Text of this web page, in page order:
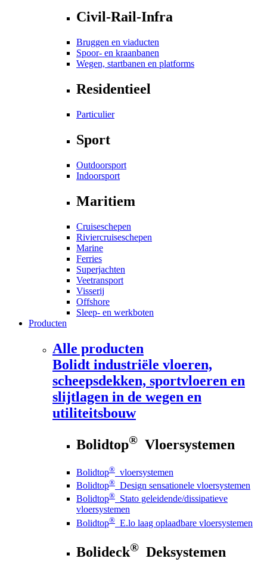
Civil-Rail-Infra
Bruggen en viaducten
Spoor- en kraanbanen
Wegen, startbanen en platforms
Residentieel
Particulier
Sport
Outdoorsport
Indoorsport
Maritiem
Cruiseschepen
Riviercruiseschepen
Marine
Ferries
Superjachten
Veetransport
Visserij
Offshore
Sleep- en werkboten
Producten
Alle producten
Bolidt industriële vloeren,
scheepsdekken, sportvloeren en
slijtlagen in de wegen en
utiliteitsbouw
Bolidtop® Vloersystemen
Bolidtop® vloersystemen
Bolidtop® Design sensationele vloersystemen
Bolidtop® Stato geleidende/dissipatieve
vloersystemen
Bolidtop® E.lo laag oplaadbare vloersystemen
Bolideck® Deksystemen